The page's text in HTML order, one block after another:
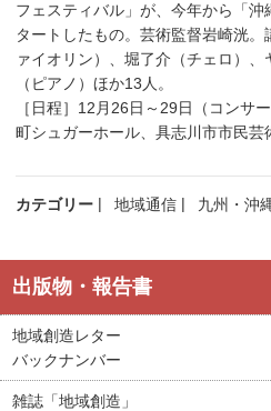
フェスティバル」が、今年から「
タートしたもの。芸術監督岩崎洸
ァイオリン）、堀了介（チェロ）
（ピアノ）ほか13人。
［日程］12月26日～29日（コン
町シュガーホール、具志川市市民芸
カテゴリー 地域通信 九州・沖
出版物・報告書
地域創造レター
バックナンバー
雑誌「地域創造」